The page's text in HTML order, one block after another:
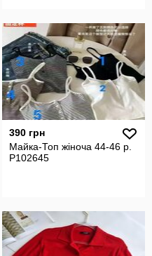
390 грн
Майка-Топ жіноча 44-46 р.
P102645